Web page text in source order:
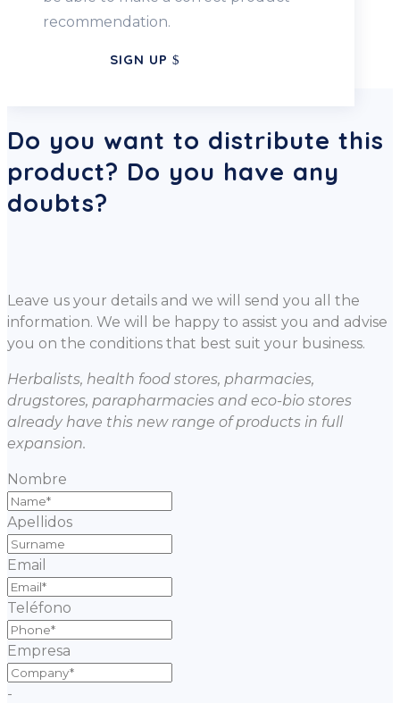
recommendation.
SIGN UP
Do you want to distribute this
product? Do you have any
doubts?
Leave us your details and we will send you all the
information. We will be happy to assist you and advise
you on the conditions that best suit your business.
Herbalists, health food stores, pharmacies,
drugstores, parapharmacies and eco-bio stores
already have this new range of products in full
expansion.
Nombre
Apellidos
Email
Teléfono
Empresa
-